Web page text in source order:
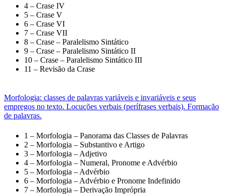
4 – Crase IV
5 – Crase V
6 – Crase VI
7 – Crase VII
8 – Crase – Paralelismo Sintático
9 – Crase – Paralelismo Sintático II
10 – Crase – Paralelismo Sintático III
11 – Revisão da Crase
Morfologia: classes de palavras variáveis e invariáveis e seus
empregos no texto. Locuções verbais (perífrases verbais). Formação
de palavras.
1 – Morfologia – Panorama das Classes de Palavras
2 – Morfologia – Substantivo e Artigo
3 – Morfologia – Adjetivo
4 – Morfologia – Numeral, Pronome e Advérbio
5 – Morfologia – Advérbio
6 – Morfologia – Advérbio e Pronome Indefinido
7 – Morfologia – Derivação Imprópria